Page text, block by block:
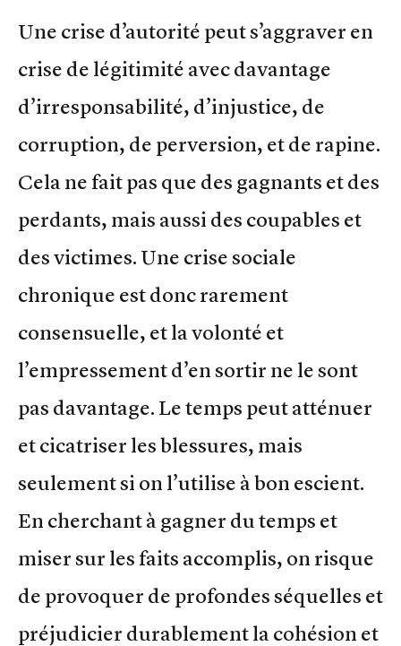
Une crise d’autorité peut s’aggraver en
crise de légitimité avec davantage
d’irresponsabilité, d’injustice, de
corruption, de perversion, et de rapine.
Cela ne fait pas que des gagnants et des
perdants, mais aussi des coupables et
des victimes. Une crise sociale
chronique est donc rarement
consensuelle, et la volonté et
l’empressement d’en sortir ne le sont
pas davantage. Le temps peut atténuer
et cicatriser les blessures, mais
seulement si on l’utilise à bon escient.
En cherchant à gagner du temps et
miser sur les faits accomplis, on risque
de provoquer de profondes séquelles et
préjudicier durablement la cohésion et